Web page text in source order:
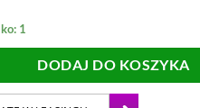
1
DODAJ DO KOSZYKA